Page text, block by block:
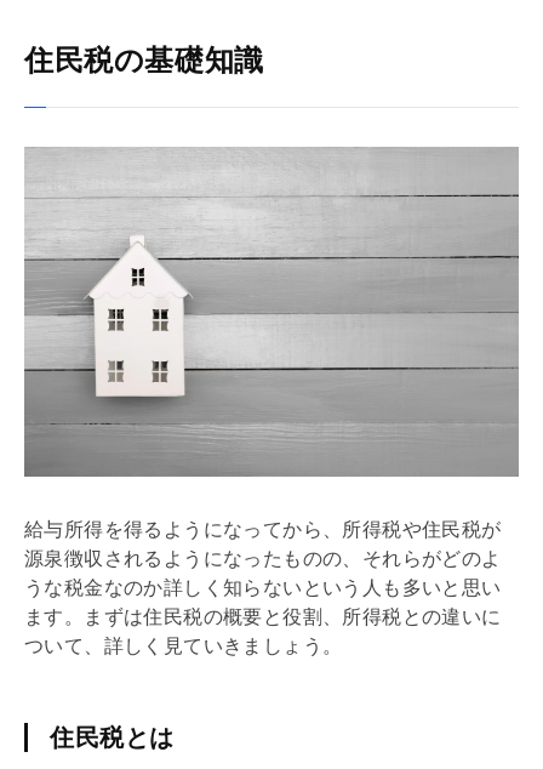
住民税の基礎知識
給与所得を得るようになってから、所得税や住民税が
源泉徴収されるようになったものの、それらがどのよ
うな税金なのか詳しく知らないという人も多いと思い
ます。まずは住民税の概要と役割、所得税との違いに
ついて、詳しく見ていきましょう。
住民税とは